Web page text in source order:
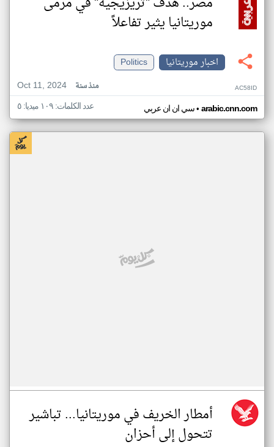
موريتانيا يثير تفاعلاً
اخبار موريتانيا
Politics
Oct 11, 2024
منذ سنة AC58ID
سي ان ان عربي• arabic.cnn.com عدد الكلمات: ١٠٩ ميديا: ٥
أمطار الخريف في موريتانيا... تباشير
تتحول إلى أحزان